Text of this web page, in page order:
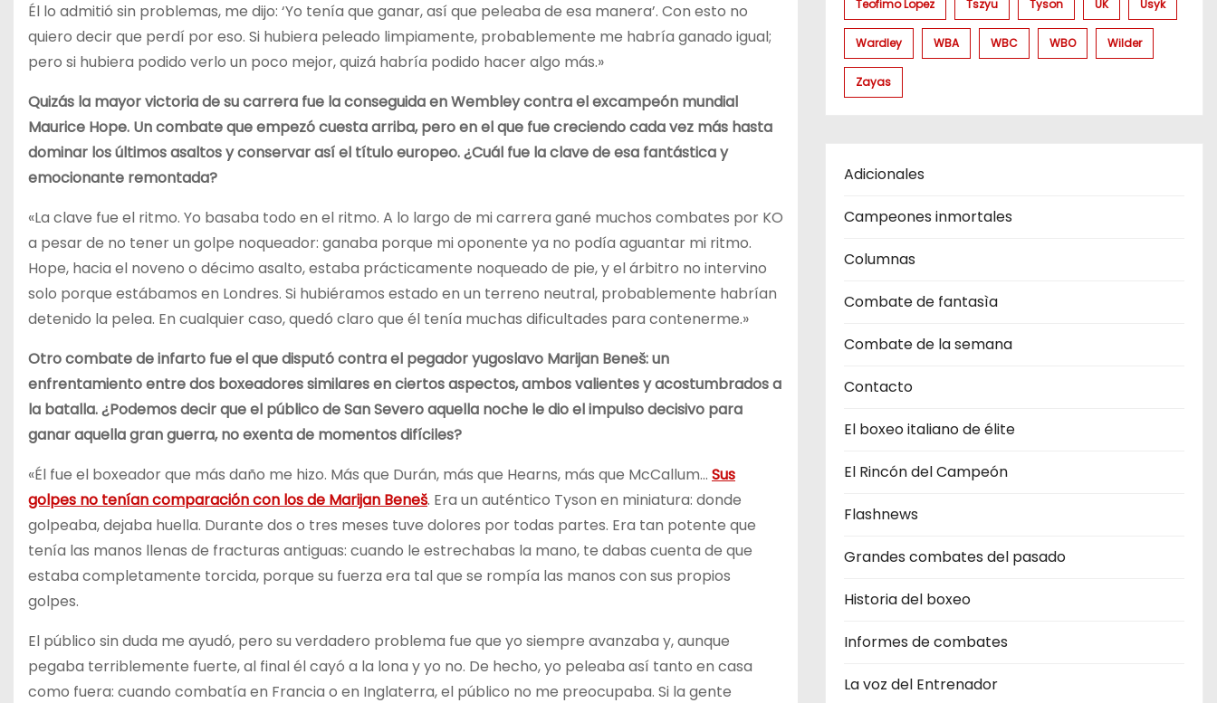
Él lo admitió sin problemas, me dijo: ‘Yo tenía que ganar, así que peleaba de esa manera’. Con esto no
quiero decir que perdí por eso. Si hubiera peleado limpiamente, probablemente me habría ganado igual;
pero si hubiera podido verlo un poco mejor, quizá habría podido hacer algo más.»
Quizás la mayor victoria de su carrera fue la conseguida en Wembley contra el excampeón mundial
Maurice Hope. Un combate que empezó cuesta arriba, pero en el que fue creciendo cada vez más hasta
dominar los últimos asaltos y conservar así el título europeo. ¿Cuál fue la clave de esa fantástica y
emocionante remontada?
«La clave fue el ritmo. Yo basaba todo en el ritmo. A lo largo de mi carrera gané muchos combates por KO
a pesar de no tener un golpe noqueador: ganaba porque mi oponente ya no podía aguantar mi ritmo.
Hope, hacia el noveno o décimo asalto, estaba prácticamente noqueado de pie, y el árbitro no intervino
solo porque estábamos en Londres. Si hubiéramos estado en un terreno neutral, probablemente habrían
detenido la pelea. En cualquier caso, quedó claro que él tenía muchas dificultades para contenerme.»
Otro combate de infarto fue el que disputó contra el pegador yugoslavo Marijan Beneš: un
enfrentamiento entre dos boxeadores similares en ciertos aspectos, ambos valientes y acostumbrados a
la batalla. ¿Podemos decir que el público de San Severo aquella noche le dio el impulso decisivo para
ganar aquella gran guerra, no exenta de momentos difíciles?
«Él fue el boxeador que más daño me hizo. Más que Durán, más que Hearns, más que McCallum… Sus
golpes no tenían comparación con los de Marijan Beneš. Era un auténtico Tyson en miniatura: donde
golpeaba, dejaba huella. Durante dos o tres meses tuve dolores por todas partes. Era tan potente que
tenía las manos llenas de fracturas antiguas: cuando le estrechabas la mano, te dabas cuenta de que
estaba completamente torcida, porque su fuerza era tal que se rompía las manos con sus propios
golpes.
El público sin duda me ayudó, pero su verdadero problema fue que yo siempre avanzaba y, aunque
pegaba terriblemente fuerte, al final él cayó a la lona y yo no. De hecho, yo peleaba así tanto en casa
como fuera: cuando combatía en Francia o en Inglaterra, el público no me preocupaba. Si la gente
Teofimo Lopez Tszyu Tyson UK Usyk
Wardley WBA WBC WBO Wilder
Zayas
Adicionales
Campeones inmortales
Columnas
Combate de fantasìa
Combate de la semana
Contacto
El boxeo italiano de élite
El Rincón del Campeón
Flashnews
Grandes combates del pasado
Historia del boxeo
Informes de combates
La voz del Entrenador